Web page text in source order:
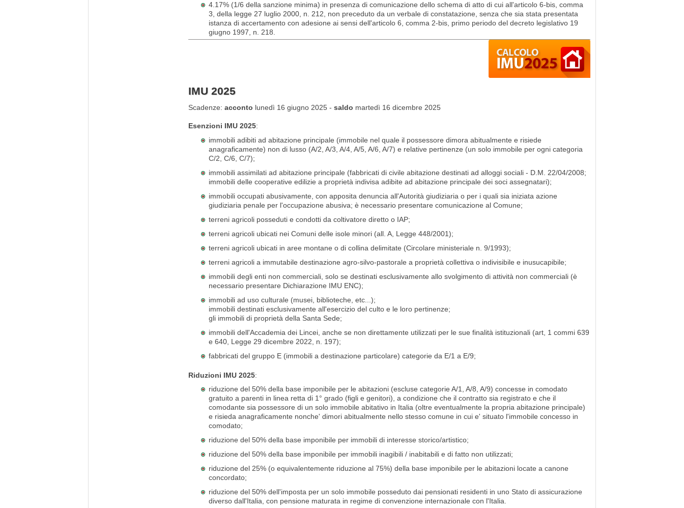
4.17% (1/6 della sanzione minima) in presenza di comunicazione dello schema di atto di cui all'articolo 6-bis, comma
3, della legge 27 luglio 2000, n. 212, non preceduto da un verbale di constatazione, senza che sia stata presentata
istanza di accertamento con adesione ai sensi dell'articolo 6, comma 2-bis, primo periodo del decreto legislativo 19
giugno 1997, n. 218.
IMU 2025
Scadenze: acconto lunedì 16 giugno 2025 - saldo martedì 16 dicembre 2025
Esenzioni IMU 2025:
immobili adibiti ad abitazione principale (immobile nel quale il possessore dimora abitualmente e risiede
anagraficamente) non di lusso (A/2, A/3, A/4, A/5, A/6, A/7) e relative pertinenze (un solo immobile per ogni categoria
C/2, C/6, C/7);
immobili assimilati ad abitazione principale (fabbricati di civile abitazione destinati ad alloggi sociali - D.M. 22/04/2008;
immobili delle cooperative edilizie a proprietà indivisa adibite ad abitazione principale dei soci assegnatari);
immobili occupati abusivamente, con apposita denuncia all'Autorità giudiziaria o per i quali sia iniziata azione
giudiziaria penale per l'occupazione abusiva; è necessario presentare comunicazione al Comune;
terreni agricoli posseduti e condotti da coltivatore diretto o IAP;
terreni agricoli ubicati nei Comuni delle isole minori (all. A, Legge 448/2001);
terreni agricoli ubicati in aree montane o di collina delimitate (Circolare ministeriale n. 9/1993);
terreni agricoli a immutabile destinazione agro-silvo-pastorale a proprietà collettiva o indivisibile e inusucapibile;
immobili degli enti non commerciali, solo se destinati esclusivamente allo svolgimento di attività non commerciali (è
necessario presentare Dichiarazione IMU ENC);
immobili ad uso culturale (musei, biblioteche, etc...);
immobili destinati esclusivamente all'esercizio del culto e le loro pertinenze;
gli immobili di proprietà della Santa Sede;
immobili dell'Accademia dei Lincei, anche se non direttamente utilizzati per le sue finalità istituzionali (art, 1 commi 639
e 640, Legge 29 dicembre 2022, n. 197);
fabbricati del gruppo E (immobili a destinazione particolare) categorie da E/1 a E/9;
Riduzioni IMU 2025:
riduzione del 50% della base imponibile per le abitazioni (escluse categorie A/1, A/8, A/9) concesse in comodato
gratuito a parenti in linea retta di 1° grado (figli e genitori), a condizione che il contratto sia registrato e che il
comodante sia possessore di un solo immobile abitativo in Italia (oltre eventualmente la propria abitazione principale)
e risieda anagraficamente nonche' dimori abitualmente nello stesso comune in cui e' situato l'immobile concesso in
comodato;
riduzione del 50% della base imponibile per immobili di interesse storico/artistico;
riduzione del 50% della base imponibile per immobili inagibili / inabitabili e di fatto non utilizzati;
riduzione del 25% (o equivalentemente riduzione al 75%) della base imponibile per le abitazioni locate a canone
concordato;
riduzione del 50% dell'imposta per un solo immobile posseduto dai pensionati residenti in uno Stato di assicurazione
diverso dall'Italia, con pensione maturata in regime di convenzione internazionale con l'Italia.